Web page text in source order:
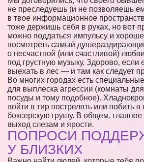
не преследуешь (и не позволяешь
в твое информационное
тоже держишь себя в руках, но вот
можно поддаться импульсу и
посмотреть самый
о несчастной (или счастливой)
под грустную музыку. Здорово, если
выехать в лес — и там как следует
Во многих городах есть
для выплеска агрессии (комнаты для
посуды и тому подобное).
пойти в тир пострелять или побить в
боксерскую грушу. В общем,
выход слезам и ярости.
ПОПРОСИ
У БЛИЗКИХ